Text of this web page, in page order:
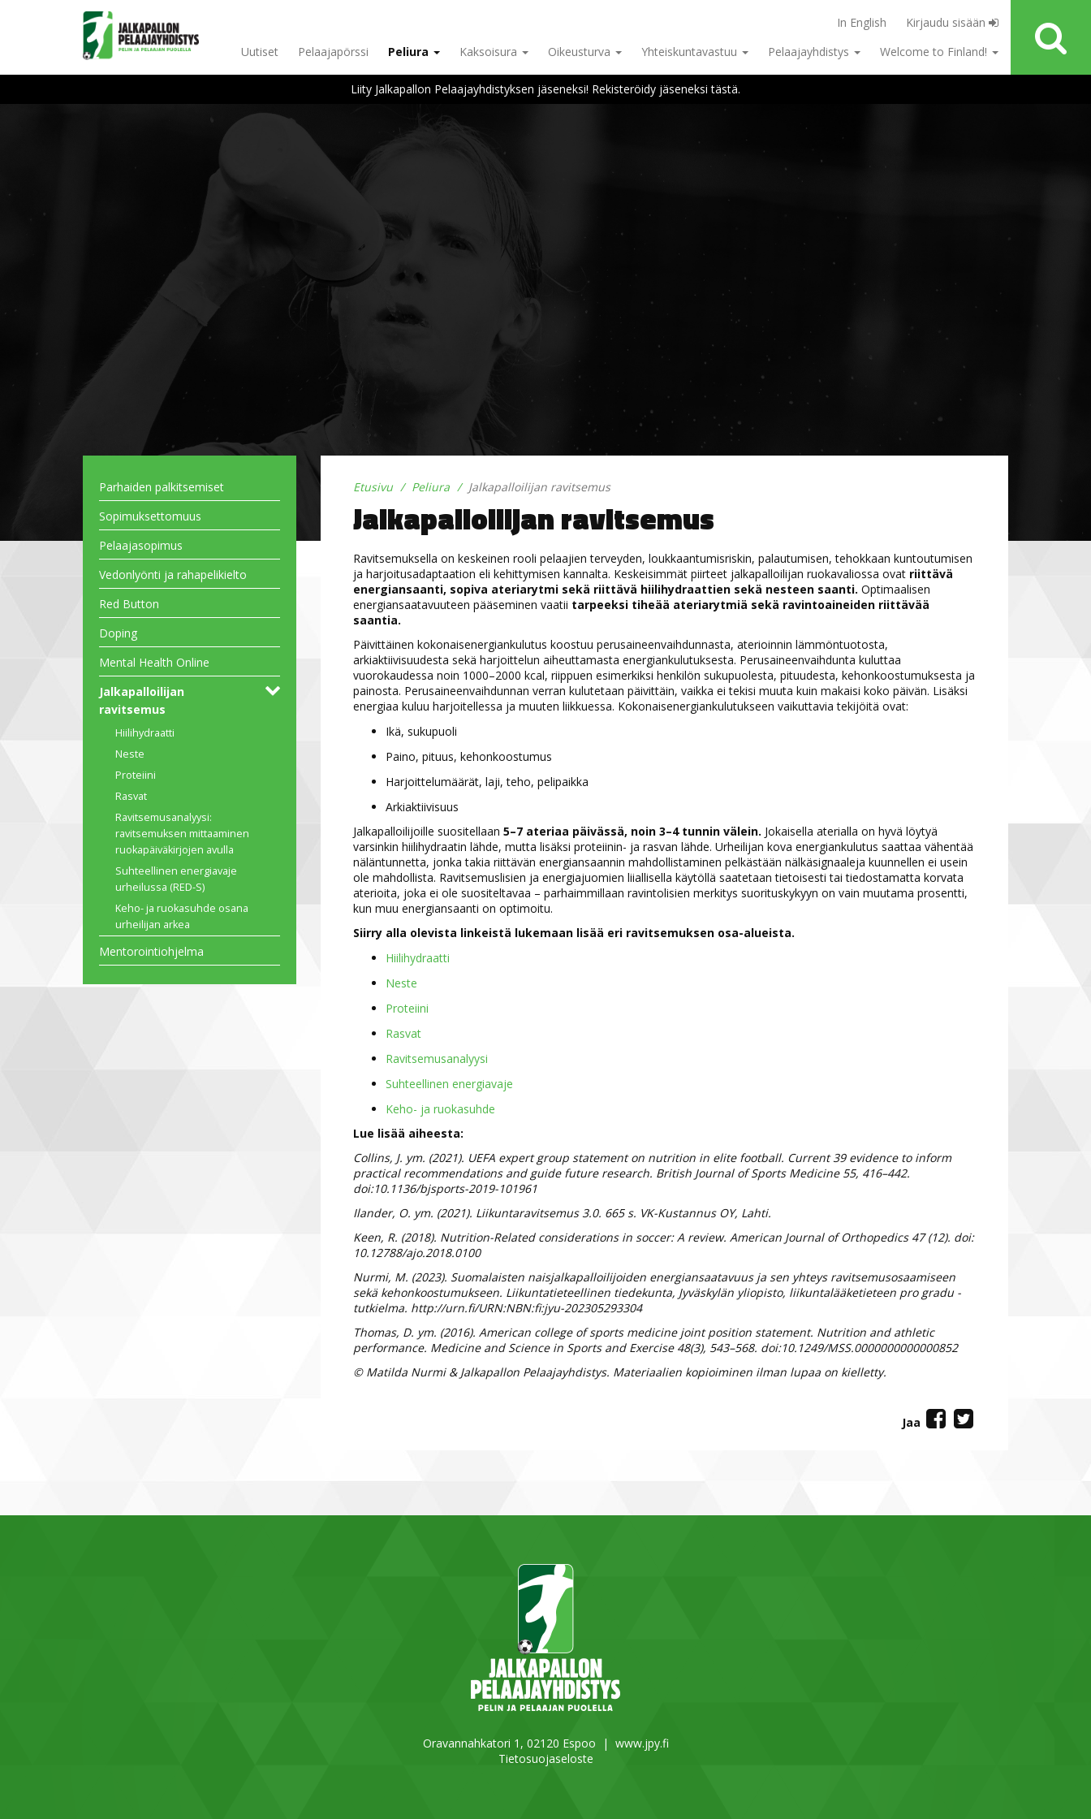
In English
Kirjaudu sisään
Uutiset
Pelaajapörssi Peliura Kaksoisura Oikeusturva Yhteiskuntavastuu Pelaajayhdistys Welcome to Finland!
Liity Jalkapallon Pelaajayhdistyksen jäseneksi! Rekisteröidy jäseneksi tästä.
Parhaiden palkitsemiset
Sopimuksettomuus
Pelaajasopimus
Vedonlyönti ja rahapelikielto
Red Button
Doping
Mental Health Online
Jalkapalloilijan
ravitsemus
Hiilihydraatti
Neste
Proteiini
Rasvat
Ravitsemusanalyysi:
ravitsemuksen mittaaminen
ruokapäiväkirjojen avulla
Suhteellinen energiavaje
urheilussa (RED-S)
Keho- ja ruokasuhde osana
urheilijan arkea
Mentorointiohjelma
Etusivu Peliura Jalkapalloilijan ravitsemus
Jalkapalloilijan ravitsemus
Ravitsemuksella on keskeinen rooli pelaajien terveyden, loukkaantumisriskin, palautumisen, tehokkaan kuntoutumisen
ja harjoitusadaptaation eli kehittymisen kannalta. Keskeisimmät piirteet jalkapalloilijan ruokavaliossa ovat riittävä
energiansaanti, sopiva ateriarytmi sekä riittävä hiilihydraattien sekä nesteen saanti. Optimaalisen
energiansaatavuuteen pääseminen vaatii tarpeeksi tiheää ateriarytmiä sekä ravintoaineiden riittävää
saantia.
Päivittäinen kokonaisenergiankulutus koostuu perusaineenvaihdunnasta, aterioinnin lämmöntuotosta,
arkiaktiivisuudesta sekä harjoittelun aiheuttamasta energiankulutuksesta. Perusaineenvaihdunta kuluttaa
vuorokaudessa noin 1000–2000 kcal, riippuen esimerkiksi henkilön sukupuolesta, pituudesta, kehonkoostumuksesta ja
painosta. Perusaineenvaihdunnan verran kulutetaan päivittäin, vaikka ei tekisi muuta kuin makaisi koko päivän. Lisäksi
energiaa kuluu harjoitellessa ja muuten liikkuessa. Kokonaisenergiankulutukseen vaikuttavia tekijöitä ovat:
Ikä, sukupuoli
Paino, pituus, kehonkoostumus
Harjoittelumäärät, laji, teho, pelipaikka
Arkiaktiivisuus
Jalkapalloilijoille suositellaan 5–7 ateriaa päivässä, noin 3–4 tunnin välein. Jokaisella aterialla on hyvä löytyä
varsinkin hiilihydraatin lähde, mutta lisäksi proteiinin- ja rasvan lähde. Urheilijan kova energiankulutus saattaa vähentää
näläntunnetta, jonka takia riittävän energiansaannin mahdollistaminen pelkästään nälkäsignaaleja kuunnellen ei usein
ole mahdollista. Ravitsemuslisien ja energiajuomien liiallisella käytöllä saatetaan tietoisesti tai tiedostamatta korvata
aterioita, joka ei ole suositeltavaa – parhaimmillaan ravintolisien merkitys suorituskykyyn on vain muutama prosentti,
kun muu energiansaanti on optimoitu.
Siirry alla olevista linkeistä lukemaan lisää eri ravitsemuksen osa-alueista.
Hiilihydraatti
Neste
Proteiini
Rasvat
Ravitsemusanalyysi
Suhteellinen energiavaje
Keho- ja ruokasuhde
Lue lisää aiheesta:
Collins, J. ym. (2021). UEFA expert group statement on nutrition in elite football. Current 39 evidence to inform
practical recommendations and guide future research. British Journal of Sports Medicine 55, 416–442.
doi:10.1136/bjsports-2019-101961
Ilander, O. ym. (2021). Liikuntaravitsemus 3.0. 665 s. VK-Kustannus OY, Lahti.
Keen, R. (2018). Nutrition-Related considerations in soccer: A review. American Journal of Orthopedics 47 (12). doi:
10.12788/ajo.2018.0100
Nurmi, M. (2023). Suomalaisten naisjalkapalloilijoiden energiansaatavuus ja sen yhteys ravitsemusosaamiseen
sekä kehonkoostumukseen. Liikuntatieteellinen tiedekunta, Jyväskylän yliopisto, liikuntalääketieteen pro gradu -
tutkielma. http://urn.fi/URN:NBN:fi:jyu-202305293304
Thomas, D. ym. (2016). American college of sports medicine joint position statement. Nutrition and athletic
performance. Medicine and Science in Sports and Exercise 48(3), 543–568. doi:10.1249/MSS.0000000000000852
© Matilda Nurmi & Jalkapallon Pelaajayhdistys. Materiaalien kopioiminen ilman lupaa on kielletty.
Jaa
Oravannahkatori 1, 02120 Espoo | www.jpy.fi
Tietosuojaseloste